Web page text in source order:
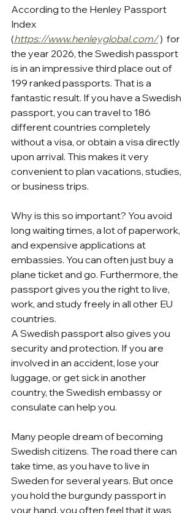
According to the Henley Passport
Index
(https://www.henleyglobal.com/)  for
the year 2026, the Swedish passport
is in an impressive third place out of
199 ranked passports. That is a
fantastic result. If you have a Swedish
passport, you can travel to 186
different countries completely
without a visa, or obtain a visa directly
upon arrival. This makes it very
convenient to plan vacations, studies,
or business trips.
Why is this so important? You avoid
long waiting times, a lot of paperwork,
and expensive applications at
embassies. You can often just buy a
plane ticket and go. Furthermore, the
passport gives you the right to live,
work, and study freely in all other EU
countries.
A Swedish passport also gives you
security and protection. If you are
involved in an accident, lose your
luggage, or get sick in another
country, the Swedish embassy or
consulate can help you.
Many people dream of becoming
Swedish citizens. The road there can
take time, as you have to live in
Sweden for several years. But once
you hold the burgundy passport in
your hand, you often feel that it was